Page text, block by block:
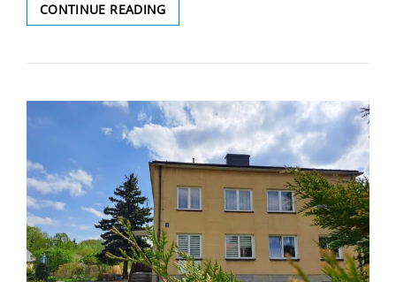
CONTINUE READINGOŚRODEK
WSPARCIA
DZIECI
MŁODZIEŻY
W
BODZANOWIE